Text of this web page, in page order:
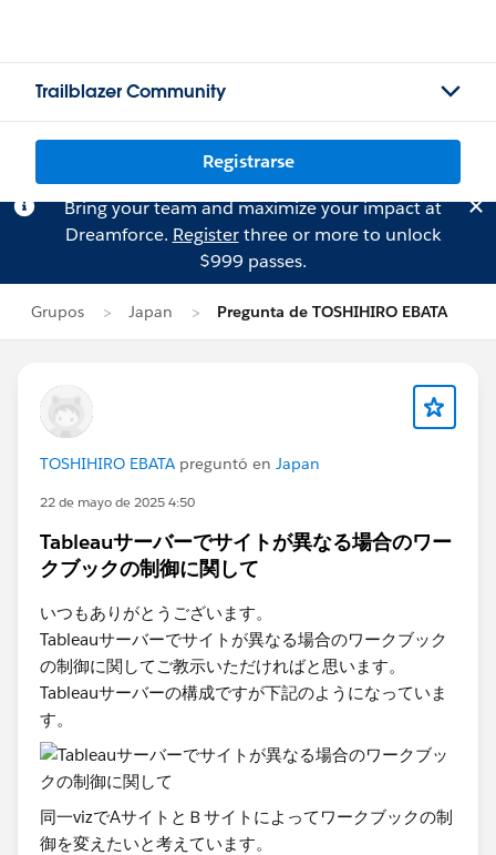
Trailblazer Community
Registrarse
Bring your team and maximize your impact at
Dreamforce. Registerthree or more to unlock
$999 passes.
Grupos Japan Pregunta de TOSHIHIRO EBATA
TOSHIHIRO EBATA preguntó en Japan
22 de mayo de 2025 4:50
Tableauサーバーでサイトが異なる場合のワー
クブックの制御に関して
いつもありがとうございます。
Tableauサーバーでサイトが異なる場合のワークブック
の制御に関してご教示いただければと思います。
Tableauサーバーの構成ですが下記のようになっていま
す。
同一vizでAサイトとＢサイトによってワークブックの制
御を変えたいと考えています。